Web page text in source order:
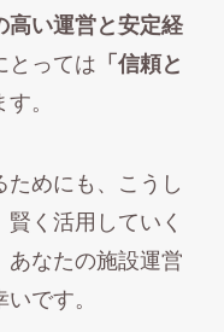
高い運営と安定経
とっては 「信頼と
。
めにも、こうし
く活用していく
あなたの施設運営
です。